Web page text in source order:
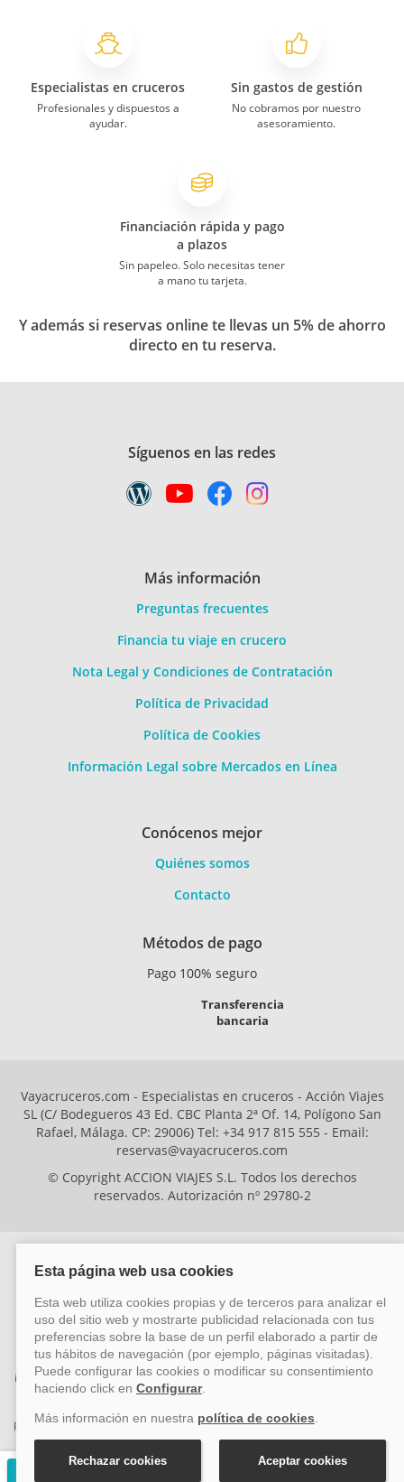
Especialistas en cruceros
Profesionales y dispuestos a
ayudar.
Sin gastos de gestión
No cobramos por nuestro
asesoramiento.
Financiación rápida y pago
a plazos
Sin papeleo. Solo necesitas tener
a mano tu tarjeta.
Y además si reservas online te llevas un 5% de ahorro
directo en tu reserva.
Síguenos en las redes
Más información
Preguntas frecuentes
Financia tu viaje en crucero
Nota Legal y Condiciones de Contratación
Política de Privacidad
Política de Cookies
Información Legal sobre Mercados en Línea
Conócenos mejor
Quiénes somos
Contacto
Métodos de pago
Pago 100% seguro
Transferencia
bancaria
Vayacruceros.com - Especialistas en cruceros - Acción Viajes
SL (C/ Bodegueros 43 Ed. CBC Planta 2ª Of. 14, Polígono San
Rafael, Málaga. CP: 29006) Tel: +34 917 815 555 - Email:
reservas@vayacruceros.com
© Copyright ACCION VIAJES S.L. Todos los derechos
reservados. Autorización nº 29780-2
ACCION VIAJES SL ha sido beneficiaria del Fondo Europeo de Desarrollo
Regional (FEDER), cuyo objetivo es mejorar la competitividad de las pymes
mediante el impulso de la innovación, el desarrollo tecnológico, la
investigación de calidad y el uso seguro y fiable del ciberespacio. Gracias a
esta financiación, la empresa ha puesto en marcha un Plan de Acción
promoviendo la innovación y la ciberseguridad. Para ello, ha contado con el
apoyo de los programas Pyme Innova y Pyme Cibersegura de la Cámara
de Comercio de Málaga. #EuropaSeSiente